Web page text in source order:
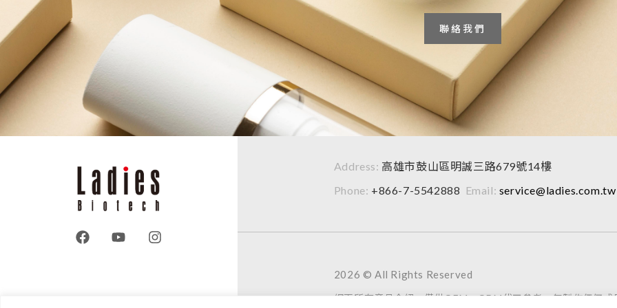
聯絡我們
Address: 高雄市鼓山區明誠三路679號14樓
Phone: +866-7-5542888 Email: service@ladies.com.tw
2026 © All Rights Reserved
網頁所有產品介紹，僅供OEM、ODM代工參考，無製作任何成